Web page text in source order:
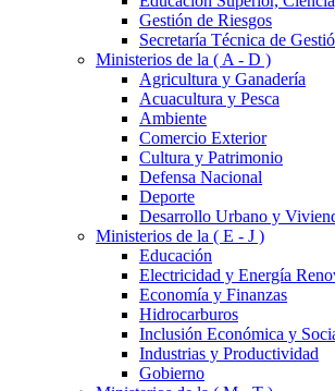
Gestión de Riesgos
Secretaría Técnica de
Ministerios de la ( A - D )
Agricultura y Ganadería
Acuacultura y Pesca
Ambiente
Comercio Exterior
Cultura y Patrimonio
Defensa Nacional
Deporte
Desarrollo Urbano y
Ministerios de la ( E - J )
Educación
Electricidad y Energía
Economía y Finanzas
Hidrocarburos
Inclusión Económica y
Industrias y Productividad
Gobierno